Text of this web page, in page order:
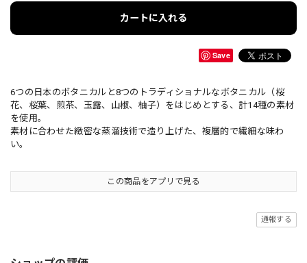
カートに入れる
Save
6つの日本のボタニカルと8つのトラディショナルなボタニカル（桜
花、桜葉、煎茶、玉露、山椒、柚子）をはじめとする、計14種の素材
を使用。
素材に合わせた緻密な蒸溜技術で造り上げた、複層的で繊細な味わ
い。
この商品をアプリで見る
通報する